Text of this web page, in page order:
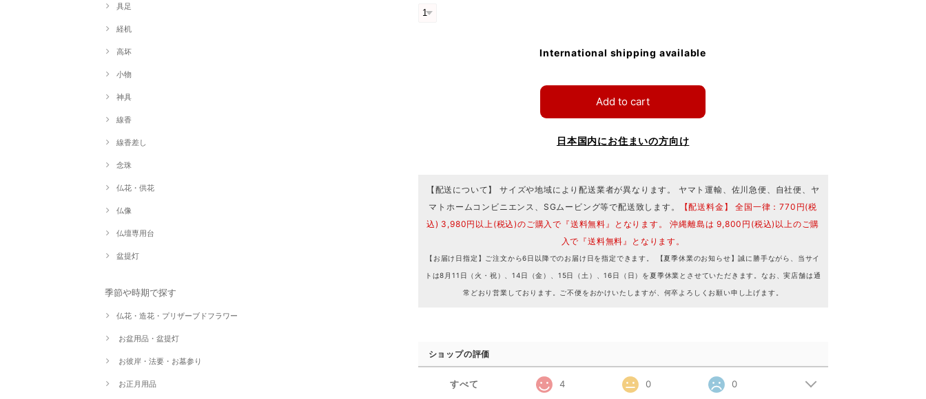
具足
経机
高坏
小物
神具
線香
線香差し
念珠
仏花・供花
仏像
仏壇専用台
盆提灯
季節や時期で探す
仏花・造花・プリザーブドフラワー
お盆用品・盆提灯
お彼岸・法要・お墓参り
お正月用品
International shipping available
Add to cart
日本国内にお住まいの方向け
【配送について】 サイズや地域により配送業者が異なります。 ヤマト運輸、佐川急便、自社便、ヤ
マトホームコンビニエンス、SGムービング等で配送致します。
【配送料金】 全国一律：770円(税
込) 3,980円以上(税込)のご購入で『送料無料』となります。 沖縄離島は 9,800円(税込)以上のご購
入で『送料無料』となります。
【お届け日指定】ご注文から6日以降でのお届け日を指定できます。 【夏季休業のお知らせ】誠に勝手ながら、当サイ
トは8月11日（火・祝）、14日（金）、15日（土）、16日（日）を夏季休業とさせていただきます。なお、実店舗は通
常どおり営業しております。ご不便をおかけいたしますが、何卒よろしくお願い申し上げます。
ショップの評価
すべて 4 0 0